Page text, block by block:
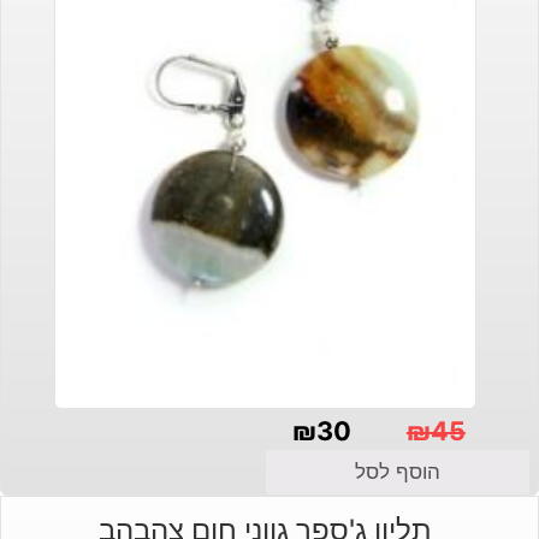
₪45
המקורי
₪30
הנוכחי
הוסף לסל
תליון ג'ספר גווני חום צהבהב